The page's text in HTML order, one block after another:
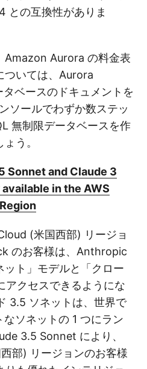
との互換性がありま
Amazon Aurora の料金表
ついては、Aurora
ベースのドキュメントを
ソールでわずか数ステッ
無制限データベースを作
う。
Sonnet and Claude 3
in the AWS
(米国西部) リージョ
のお客様は、Anthropic
ト」モデルと「クロー
アクセスできるようにな
3.5 ソネットは、世界で
ソネットの 1 つにラン
3.5 Sonnet により、
部) リージョンのお客様